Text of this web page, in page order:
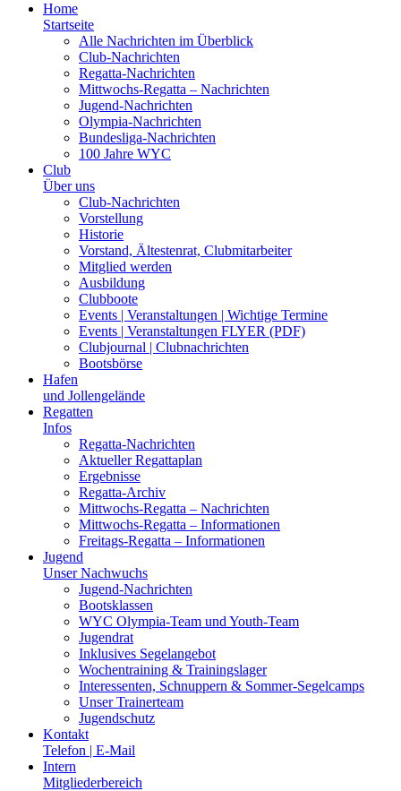
Home
Startseite
Alle Nachrichten im Überblick
Club-Nachrichten
Regatta-Nachrichten
Mittwochs-Regatta – Nachrichten
Jugend-Nachrichten
Olympia-Nachrichten
Bundesliga-Nachrichten
100 Jahre WYC
Club
Über uns
Club-Nachrichten
Vorstellung
Historie
Vorstand, Ältestenrat, Clubmitarbeiter
Mitglied werden
Ausbildung
Clubboote
Events | Veranstaltungen | Wichtige Termine
Events | Veranstaltungen FLYER (PDF)
Clubjournal | Clubnachrichten
Bootsbörse
Hafen
und Jollengelände
Regatten
Infos
Regatta-Nachrichten
Aktueller Regattaplan
Ergebnisse
Regatta-Archiv
Mittwochs-Regatta – Nachrichten
Mittwochs-Regatta – Informationen
Freitags-Regatta – Informationen
Jugend
Unser Nachwuchs
Jugend-Nachrichten
Bootsklassen
WYC Olympia-Team und Youth-Team
Jugendrat
Inklusives Segelangebot
Wochentraining & Trainingslager
Interessenten, Schnuppern & Sommer-Segelcamps
Unser Trainerteam
Jugendschutz
Kontakt
Telefon | E-Mail
Intern
Mitgliederbereich